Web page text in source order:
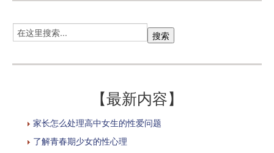
【最新内容】
家长怎么处理高中女生的性爱问题
了解青春期少女的性心理